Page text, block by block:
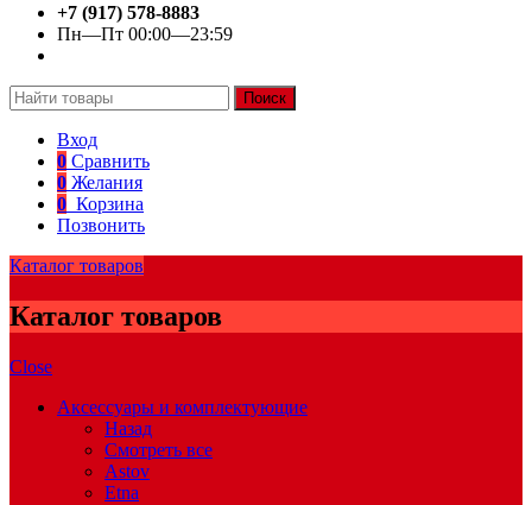
+7 (917) 578-8883
Пн—Пт 00:00—23:59
Поиск
Вход
0 Сравнить
0 Желания
0 Корзина
Позвонить
Каталог товаров
Каталог товаров
Close
Аксессуары и комплектующие
Назад
Смотреть все
Astov
Etna